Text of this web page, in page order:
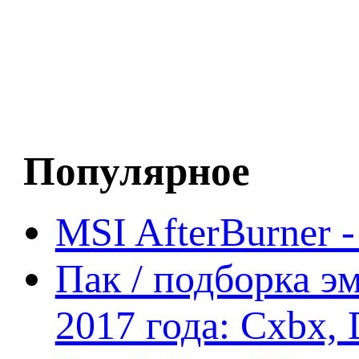
Популярное
MSI AfterBurner
Пак / подборка
2017 года: